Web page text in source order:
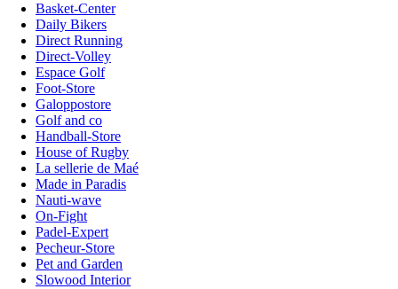
Basket-Center
Daily Bikers
Direct Running
Direct-Volley
Espace Golf
Foot-Store
Galoppostore
Golf and co
Handball-Store
House of Rugby
La sellerie de Maé
Made in Paradis
Nauti-wave
On-Fight
Padel-Expert
Pecheur-Store
Pet and Garden
Slowood Interior